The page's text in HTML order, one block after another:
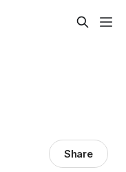
Share